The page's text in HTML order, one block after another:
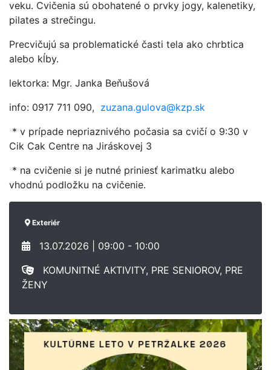
veku. Cvičenia sú obohatené o prvky jogy, kalenetiky,
pilates a strečingu.
Precvičujú sa problematické časti tela ako chrbtica
alebo kĺby.
lektorka: Mgr. Janka Beňušová
info: 0917 711 090, zuzana.gulova@kzp.sk
* v prípade nepriaznivého počasia sa cvičí o 9:30 v
Cik Cak Centre na Jiráskovej 3
* na cvičenie si je nutné priniesť karimatku alebo
vhodnú podložku na cvičenie.
Exteriér
13.07.2026 | 09:00 - 10:00
KOMUNITNÉ AKTIVITY, PRE SENIOROV, PRE
ŽENY